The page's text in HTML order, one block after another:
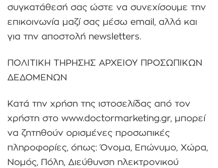
συγκατάθεσή σας ώστε να συνεχίσουμε την
επικοινωνία μαζί σας μέσω email, αλλά και
για την αποστολή newsletters.
ΠΟΛΙΤΙΚΗ ΤΗΡΗΣΗΣ ΑΡΧΕΙΟΥ ΠΡΟΣΩΠΙΚΩΝ
ΔΕΔΟΜΕΝΩΝ
Κατά την χρήση της ιστοσελίδας από τον
χρήστη στο www.doctormarketing.gr, μπορεί
να ζητηθούν ορισμένες προσωπικές
πληροφορίες, όπως: Όνομα, Επώνυμο, Χώρα,
Νομός, Πόλη, Διεύθυνση ηλεκτρονικού